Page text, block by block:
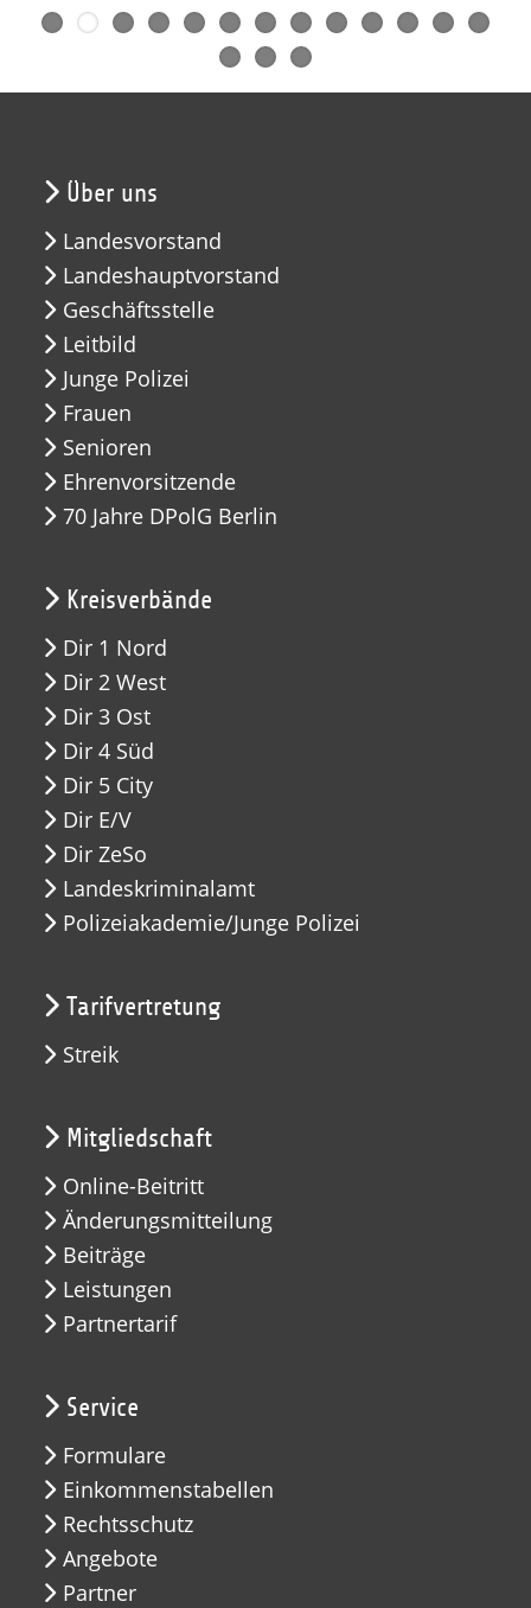
Über uns
Landesvorstand
Landeshauptvorstand
Geschäftsstelle
Leitbild
Junge Polizei
Frauen
Senioren
Ehrenvorsitzende
70 Jahre DPolG Berlin
Kreisverbände
Dir 1 Nord
Dir 2 West
Dir 3 Ost
Dir 4 Süd
Dir 5 City
Dir E/V
Dir ZeSo
Landeskriminalamt
Polizeiakademie/Junge Polizei
Tarifvertretung
Streik
Mitgliedschaft
Online-Beitritt
Änderungsmitteilung
Beiträge
Leistungen
Partnertarif
Service
Formulare
Einkommenstabellen
Rechtsschutz
Angebote
Partner